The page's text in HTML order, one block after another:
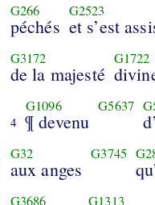
G266
péchés
G2523
et s’est
G3172
de la majesté
G1722
4
G1096
¶ devenu
G5637
G32
aux anges
G3745
G3686 G1313